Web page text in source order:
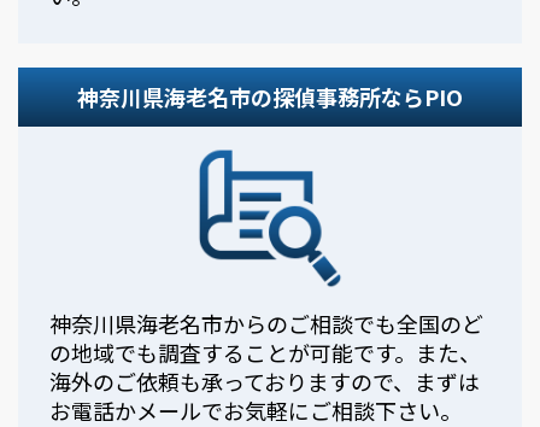
神奈川県海老名市の探偵事務所ならPIO
神奈川県海老名市からのご相談でも全国のど
の地域でも調査することが可能です。また、
海外のご依頼も承っておりますので、まずは
お電話かメールでお気軽にご相談下さい。